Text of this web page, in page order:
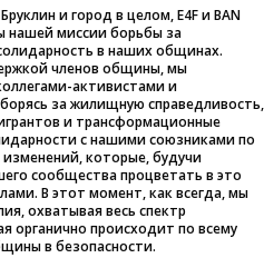
и город в целом, E4F и BAN
нашей миссии борьбы за
в наших общинах.
членов общины, мы
активистами и
за жилищную справедливость,
и трансформационные
с нашими союзниками по
которые, будучи
сообщества процветать в это
В этот момент, как всегда, мы
охватывая весь спектр
органично происходит по всему
в безопасности.